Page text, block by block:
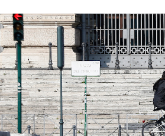
PODCAST
NEWSLETTER
I MIEI PREFERITI